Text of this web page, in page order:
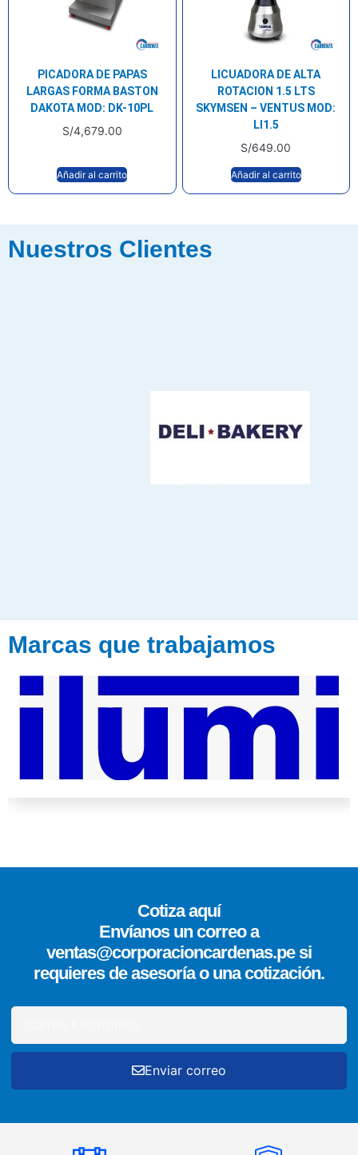
PICADORA DE PAPAS
LARGAS FORMA BASTON
DAKOTA MOD: DK-10PL
S/4,679.00
Añadir al carrito
LICUADORA DE ALTA
ROTACION 1.5 LTS
SKYMSEN – VENTUS MOD:
LI1.5
S/649.00
Añadir al carrito
Nuestros Clientes
Marcas que trabajamos
Cotiza aquí
Envíanos un correo a
ventas@corporacioncardenas.pe si
requieres de asesoría o una cotización.
Enviar correo